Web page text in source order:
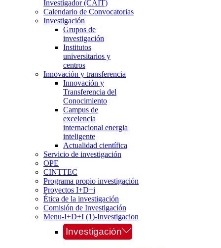
Investigador (CAIT)
Calendario de Convocatorias
Investigación
Grupos de
investigación
Institutos
universitarios y
centros
Innovación y transferencia
Innovación y
Transferencia del
Conocimiento
Campus de
excelencia
internacional energia
inteligente
Actualidad científica
Servicio de investigación
OPE
CINTTEC
Programa propio investigación
Proyectos I+D+i
Ética de la investigación
Comisión de Investigación
Menu-I+D+I (1)-Investigacion
Investigación